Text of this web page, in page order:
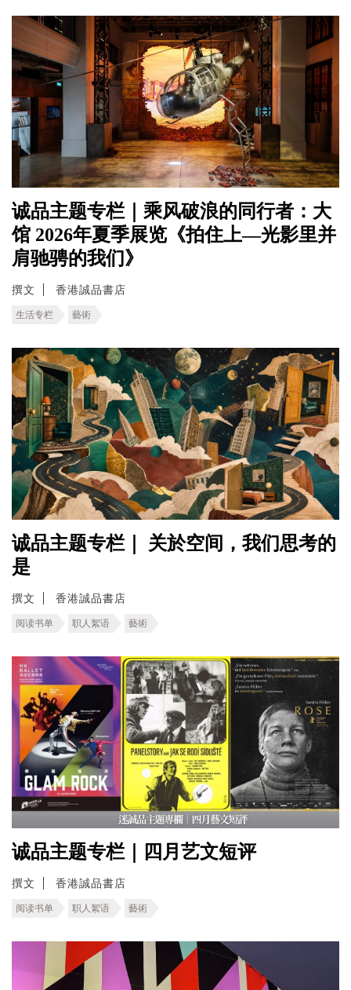
诚品主题专栏｜乘风破浪的同行者：大
馆 2026年夏季展览《拍住上—光影里并
肩驰骋的我们》
撰文 香港誠品書店
生活专栏 藝術
诚品主题专栏｜ 关於空间，我们思考的
是
撰文 香港誠品書店
阅读书单 职人絮语 藝術
诚品主题专栏｜四月艺文短评
撰文 香港誠品書店
阅读书单 职人絮语 藝術